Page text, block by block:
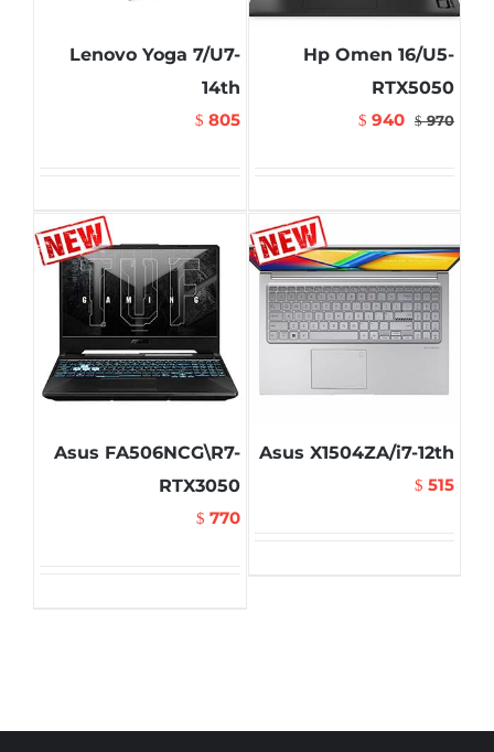
Hp Omen 16/U5-
RTX5050
$970
$ 940
Lenovo Yoga 7/U7-
14th
$ 805
Asus X1504ZA/i7-12th
$ 515
Asus FA506NCG\R7-
RTX3050
$ 770